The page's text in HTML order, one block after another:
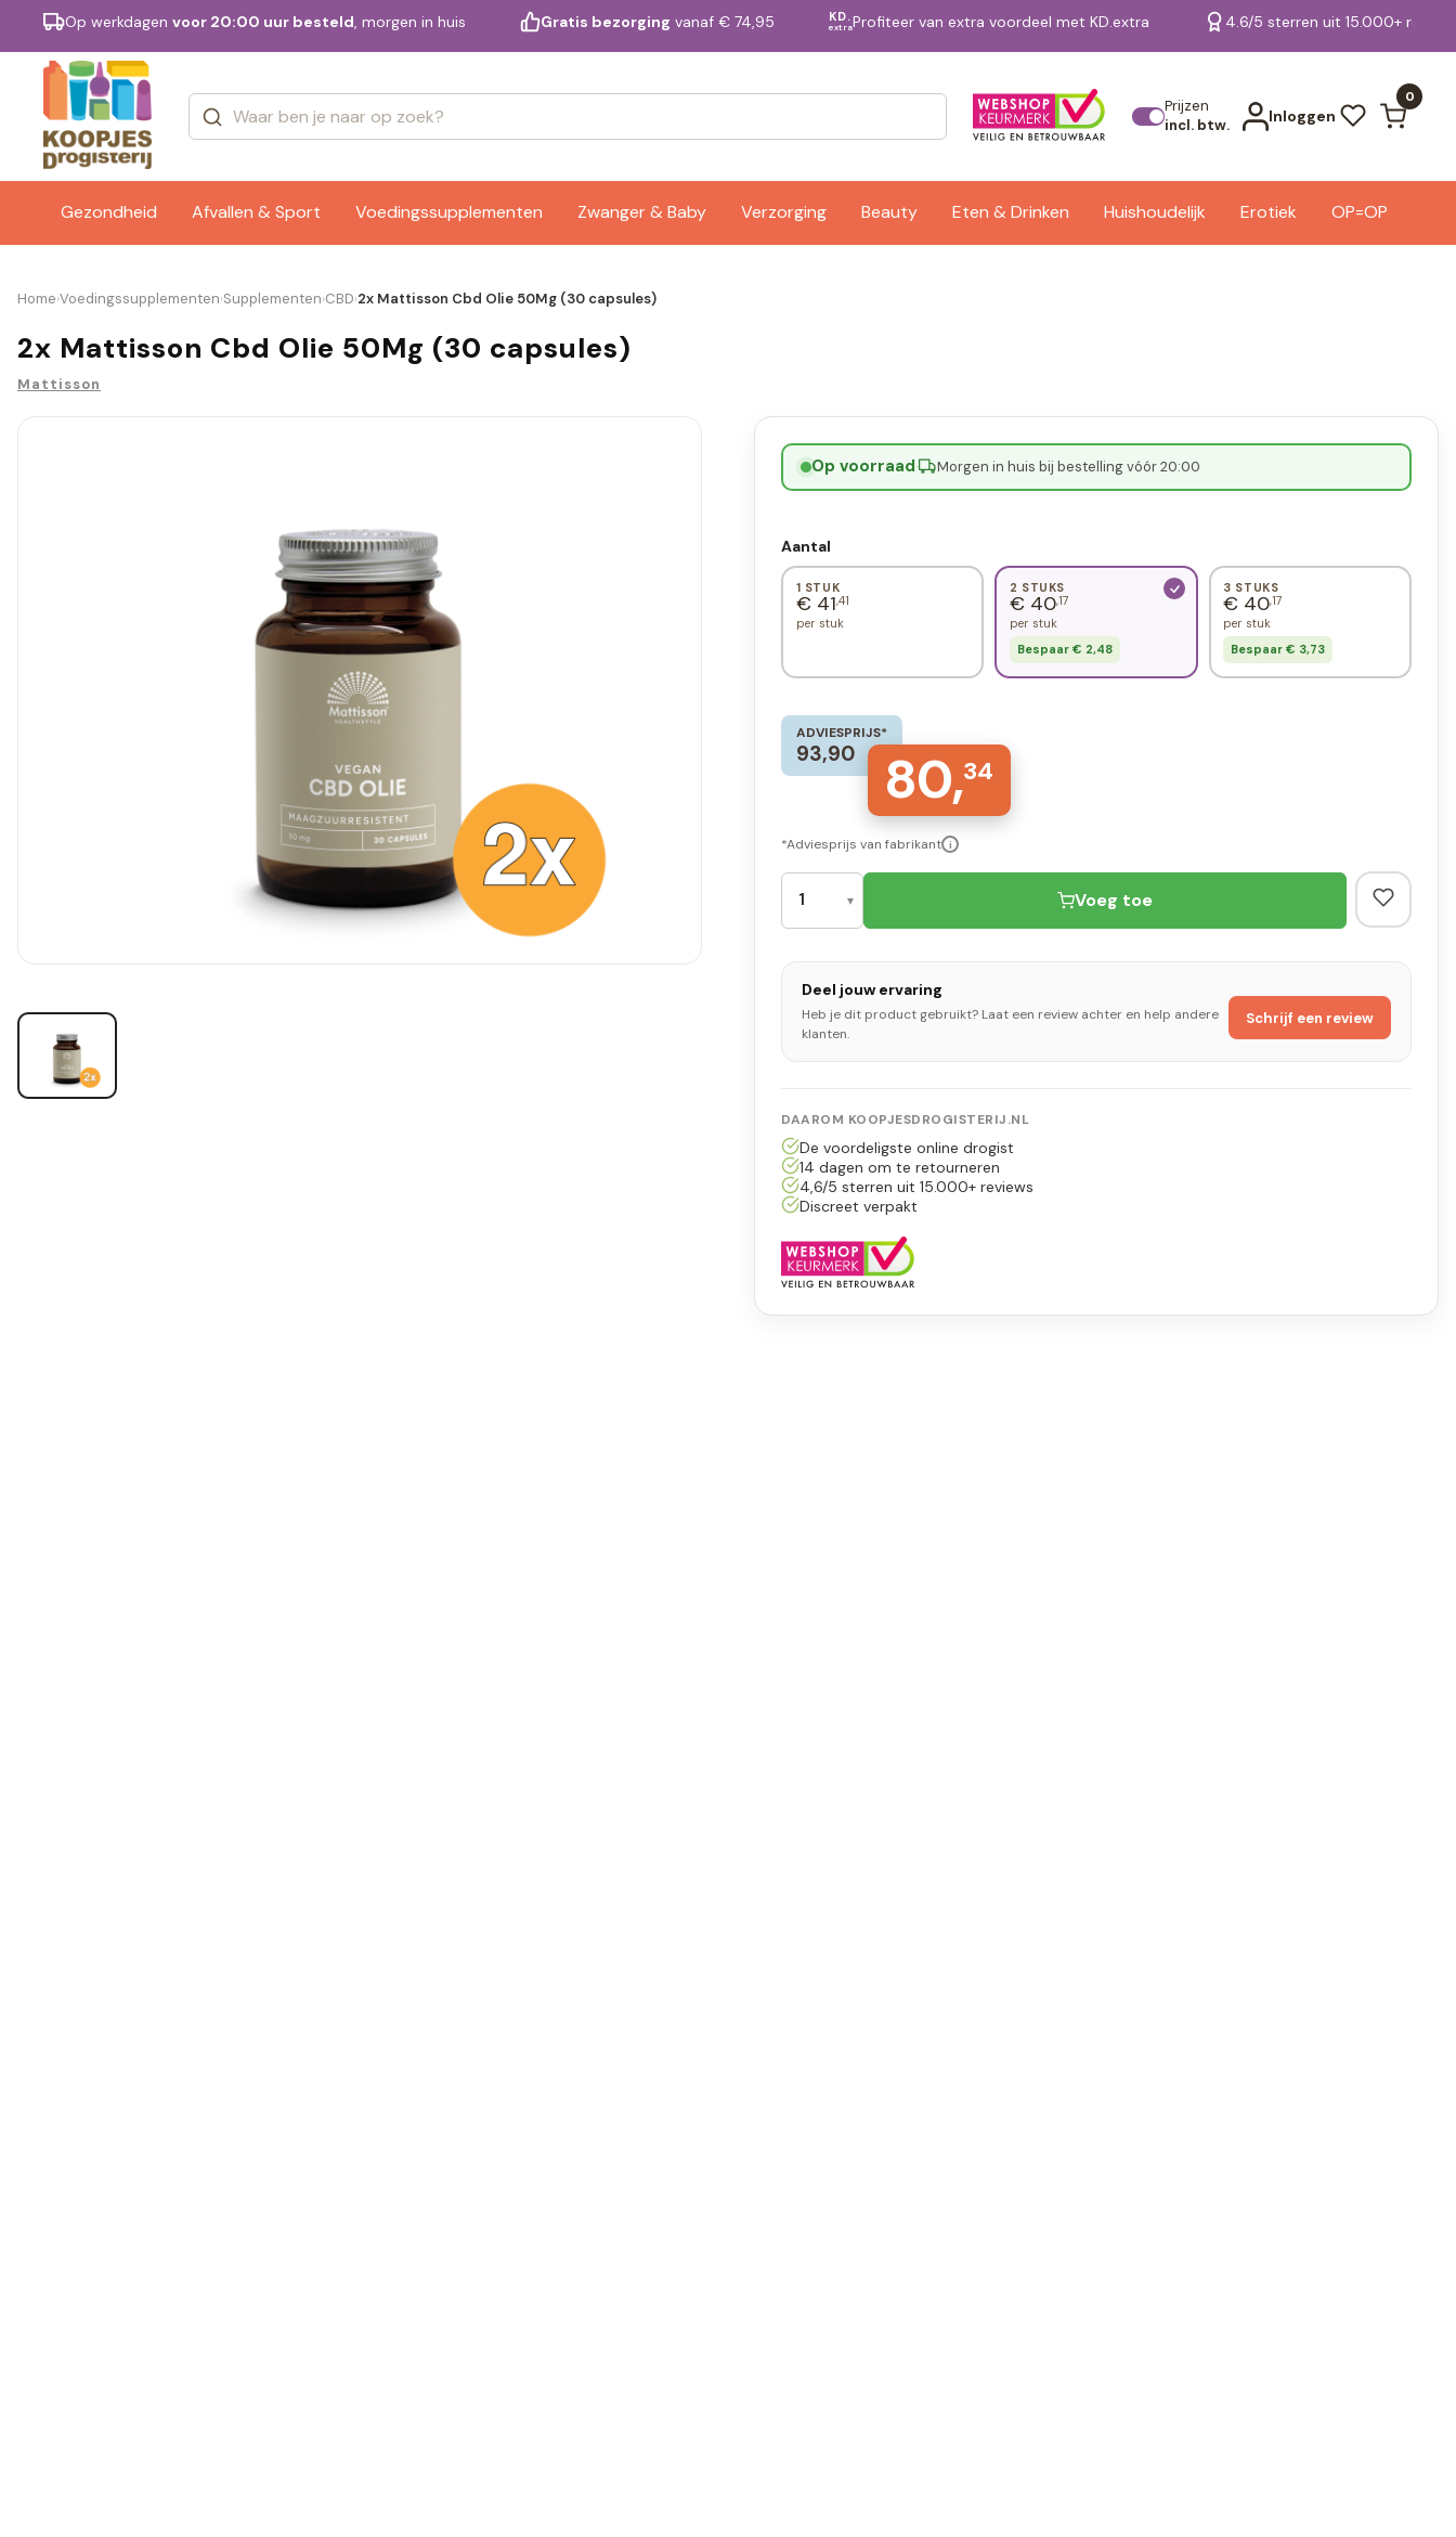
Op werkdagen voor 20:00 uur besteld, morgen in huis Gratis bezorging vanaf € 74,95 KD.
extraProfiteer van extra voordeel met KD.extra 4.6/5 sterren uit 15.000+
Prijzen
incl. btw.
Inloggen
0
Gezondheid Afvallen & Sport Voedingssupplementen Zwanger & Baby Verzorging Beauty Eten & Drinken Huishoudelijk Erotiek OP=OP
Merken Bekijk alle resultaten
Home›Voedingssupplementen›Supplementen›CBD›2x Mattisson Cbd Olie 50Mg (30 capsules)
2x Mattisson Cbd Olie 50Mg (30 capsules)
Mattisson
Op voorraad· Morgen in huis bij bestelling vóór 20:00
Aantal
1 STUK
€ 41,41
per stuk
2 STUKS
€ 40,17
per stuk
Bespaar € 2,48
3 STUKS
€ 40,17
per stuk
Bespaar € 3,73
ADVIESPRIJS*
93,90 80,34
*Adviesprijs van fabrikant i
Voeg toe
Deel jouw ervaring
Heb je dit product gebruikt? Laat een review achter en help andere
klanten.
Schrijf een review
DAAROM KOOPJESDROGISTERIJ.NL
De voordeligste online drogist
14 dagen om te retourneren
4,6/5 sterren uit 15.000+ reviews
Discreet verpakt